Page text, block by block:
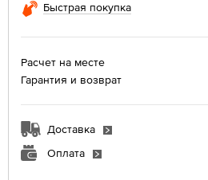
Быстрая покупка
Расчет на месте
Гарантия и возврат
Доставка
Оплата